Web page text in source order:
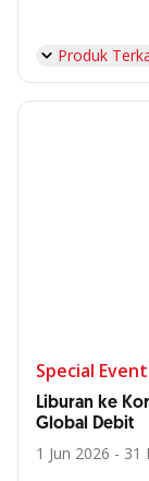
Produk
Special Event
Liburan ke
Global Debit
1 Jun 2026 - 31